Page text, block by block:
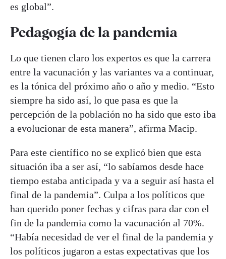
es global”.
Pedagogía de la pandemia
Lo que tienen claro los expertos es que la carrera
entre la vacunación y las variantes va a continuar,
es la tónica del próximo año o año y medio. “Esto
siempre ha sido así, lo que pasa es que la
percepción de la población no ha sido que esto iba
a evolucionar de esta manera”, afirma Macip.
Para este científico no se explicó bien que esta
situación iba a ser así, “lo sabíamos desde hace
tiempo estaba anticipada y va a seguir así hasta el
final de la pandemia”. Culpa a los políticos que
han querido poner fechas y cifras para dar con el
fin de la pandemia como la vacunación al 70%.
“Había necesidad de ver el final de la pandemia y
los políticos jugaron a estas expectativas que los